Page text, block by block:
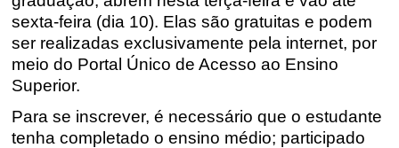
sexta-feira (dia 10). Elas são gratuitas e podem
ser realizadas exclusivamente pela internet, por
meio do Portal Único de Acesso ao Ensino
Superior.
Para se inscrever, é necessário que o estudante
tenha completado o ensino médio; participado